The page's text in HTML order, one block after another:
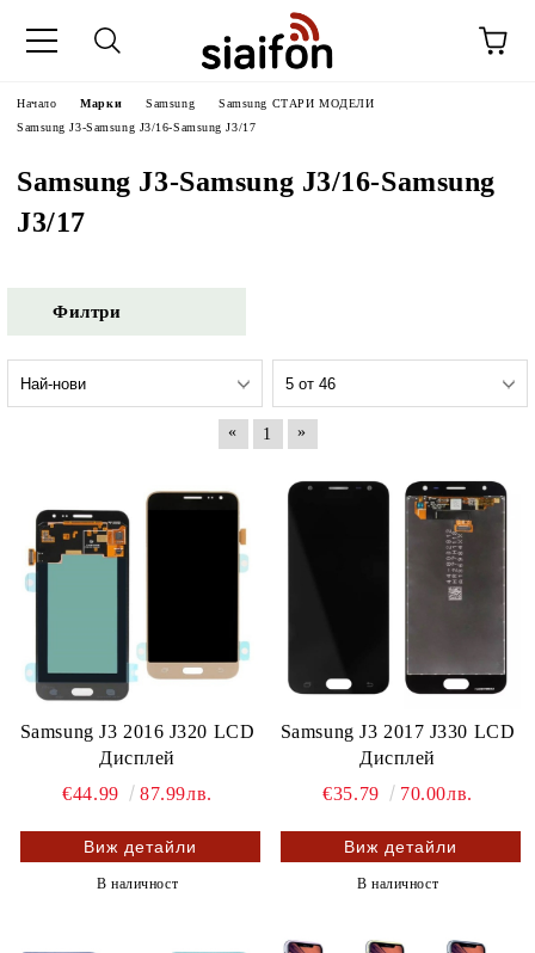
Начало Марки Samsung
Samsung СТАРИ МОДЕЛИ
Samsung J3-Samsung J3/16-Samsung J3/17
Samsung J3-Samsung J3/16-Samsung
J3/17
Филтри
« 1 »
Samsung J3 2016 J320 LCD
Дисплей
€44.99
87.99лв.
Виж детайли
В наличност
Samsung J3 2017 J330 LCD
Дисплей
€35.79
70.00лв.
Виж детайли
В наличност